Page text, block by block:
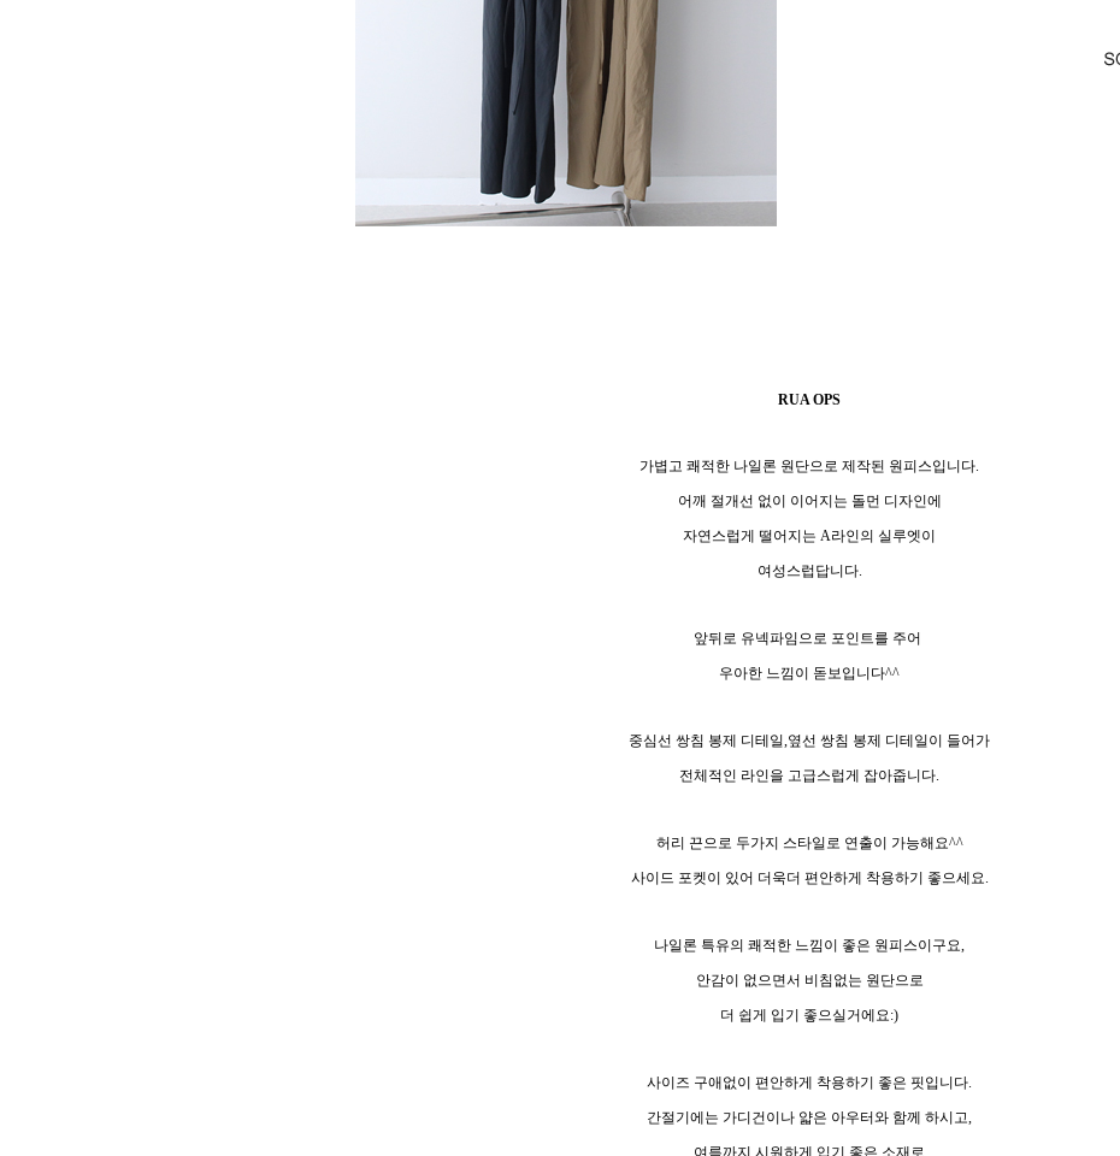
RUA OPS
가볍고 쾌적한 나일론 원단으로 제작된 원피스입니다.
어깨 절개선 없이 이어지는 돌먼 디자인에
자연스럽게 떨어지는 A라인의 실루엣이
여성스럽답니다.
앞뒤로 유넥파임으로 포인트를 주어
우아한 느낌이 돋보입니다^^
중심선 쌍침 봉제 디테일,옆선 쌍침 봉제 디테일이 들어가
전체적인 라인을 고급스럽게 잡아줍니다.
허리 끈으로 두가지 스타일로 연출이 가능해요^^
사이드 포켓이 있어 더욱더 편안하게 착용하기 좋으세요.
나일론 특유의 쾌적한 느낌이 좋은 원피스이구요,
안감이 없으면서 비침없는 원단으로
더 쉽게 입기 좋으실거에요:)
사이즈 구애없이 편안하게 착용하기 좋은 핏입니다.
간절기에는 가디건이나 얇은 아우터와 함께 하시고,
여름까지 시원하게 입기 좋은 소재로